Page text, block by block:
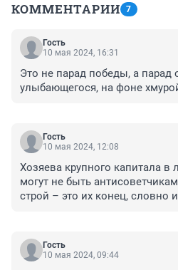
КОММЕНТАРИИ 7
Гость
10 мая 2024, 16:31
Это не парад победы, а парад
улыбающегося, на фоне
Гость
10 мая 2024, 12:08
Хозяева крупного капитала в
могут не быть
строй – это их конец, словно
Гость
10 мая 2024, 09:44